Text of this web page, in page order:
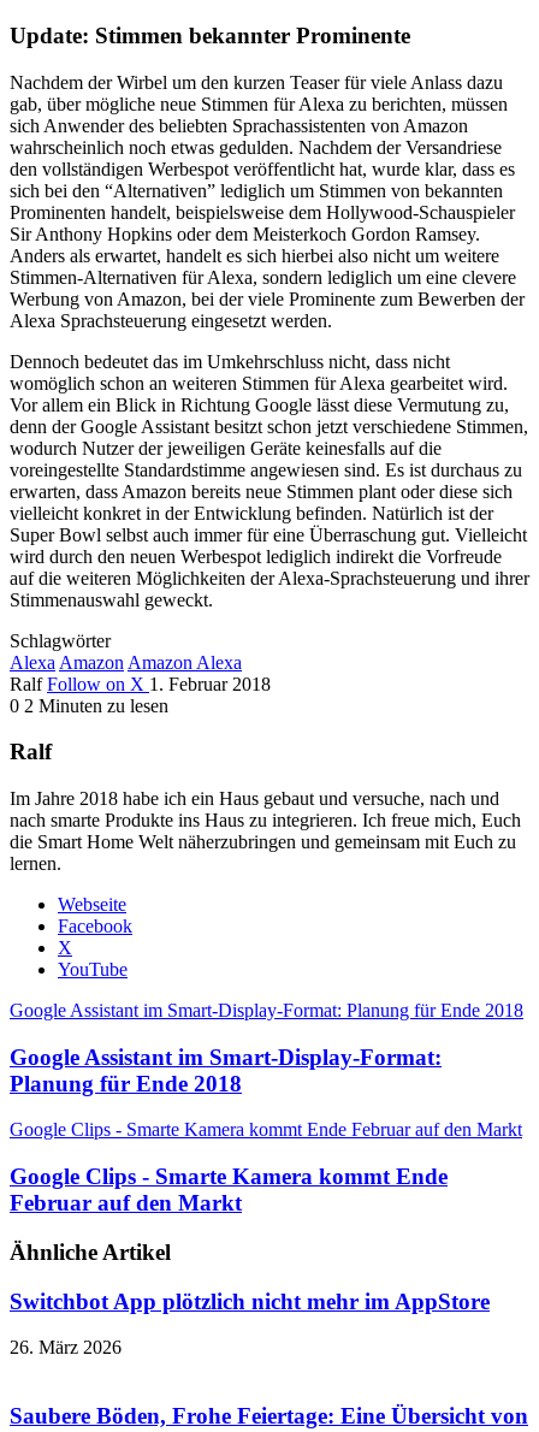
Update: Stimmen bekannter Prominente
Nachdem der Wirbel um den kurzen Teaser für viele Anlass dazu
gab, über mögliche neue Stimmen für Alexa zu berichten, müssen
sich Anwender des beliebten Sprachassistenten von Amazon
wahrscheinlich noch etwas gedulden. Nachdem der Versandriese
den vollständigen Werbespot veröffentlicht hat, wurde klar, dass es
sich bei den “Alternativen” lediglich um Stimmen von bekannten
Prominenten handelt, beispielsweise dem Hollywood-Schauspieler
Sir Anthony Hopkins oder dem Meisterkoch Gordon Ramsey.
Anders als erwartet, handelt es sich hierbei also nicht um weitere
Stimmen-Alternativen für Alexa, sondern lediglich um eine clevere
Werbung von Amazon, bei der viele Prominente zum Bewerben der
Alexa Sprachsteuerung eingesetzt werden.
Dennoch bedeutet das im Umkehrschluss nicht, dass nicht
womöglich schon an weiteren Stimmen für Alexa gearbeitet wird.
Vor allem ein Blick in Richtung Google lässt diese Vermutung zu,
denn der Google Assistant besitzt schon jetzt verschiedene Stimmen,
wodurch Nutzer der jeweiligen Geräte keinesfalls auf die
voreingestellte Standardstimme angewiesen sind. Es ist durchaus zu
erwarten, dass Amazon bereits neue Stimmen plant oder diese sich
vielleicht konkret in der Entwicklung befinden. Natürlich ist der
Super Bowl selbst auch immer für eine Überraschung gut. Vielleicht
wird durch den neuen Werbespot lediglich indirekt die Vorfreude
auf die weiteren Möglichkeiten der Alexa-Sprachsteuerung und ihrer
Stimmenauswahl geweckt.
Schlagwörter
Alexa Amazon Amazon Alexa
Ralf Follow on X 1. Februar 2018
0 2 Minuten zu lesen
Ralf
Im Jahre 2018 habe ich ein Haus gebaut und versuche, nach und
nach smarte Produkte ins Haus zu integrieren. Ich freue mich, Euch
die Smart Home Welt näherzubringen und gemeinsam mit Euch zu
lernen.
Webseite
Facebook
X
YouTube
Google Assistant im Smart-Display-Format: Planung für Ende 2018
Google Assistant im Smart-Display-Format:
Planung für Ende 2018
Google Clips - Smarte Kamera kommt Ende Februar auf den Markt
Google Clips - Smarte Kamera kommt Ende
Februar auf den Markt
Ähnliche Artikel
Switchbot App plötzlich nicht mehr im AppStore
26. März 2026
Saubere Böden, Frohe Feiertage: Eine Übersicht von